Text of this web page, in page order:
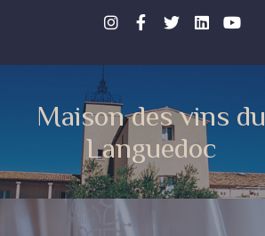
Maison des vins du
Languedoc